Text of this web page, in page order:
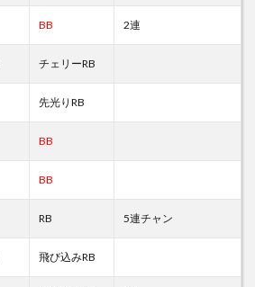
BB 2連
チェリーRB
先光りRB
BB
BB
RB 5連チャン
飛び込みRB